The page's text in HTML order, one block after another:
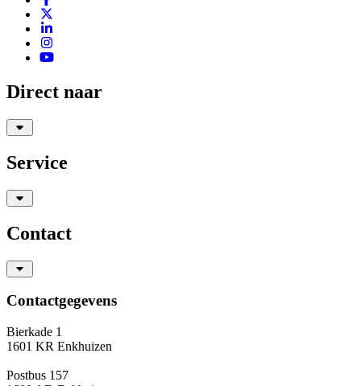
Direct naar
Service
Contact
Contactgegevens
Bierkade 1
1601 KR Enkhuizen
Postbus 157